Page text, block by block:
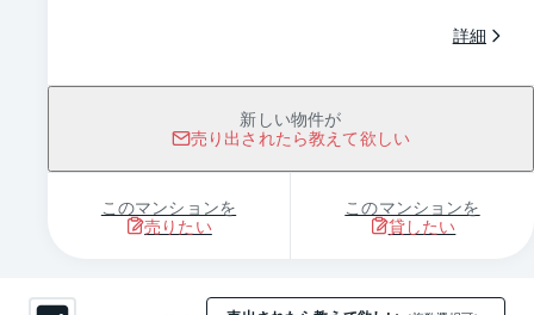
詳細
新しい物件が
売り出されたら教えて欲しい
このマンションを
売りたい
このマンションを
貸したい